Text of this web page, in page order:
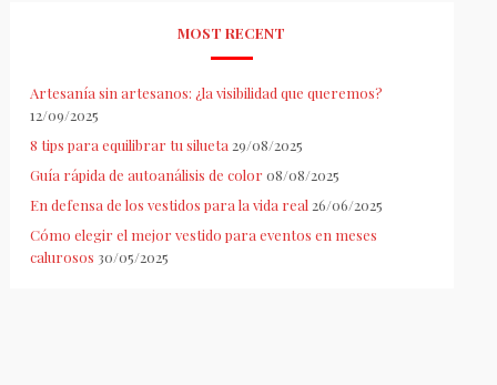
MOST RECENT
Artesanía sin artesanos: ¿la visibilidad que queremos?
12/09/2025
8 tips para equilibrar tu silueta 29/08/2025
Guía rápida de autoanálisis de color 08/08/2025
En defensa de los vestidos para la vida real 26/06/2025
Cómo elegir el mejor vestido para eventos en meses
calurosos 30/05/2025